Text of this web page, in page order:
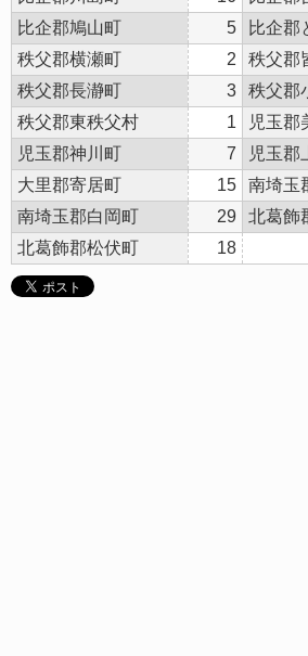
比企郡鳩山町
5 比企郡
秩父郡横瀬町
2 秩父郡
秩父郡長瀞町
3 秩父郡
秩父郡東秩父村
1 児玉郡
児玉郡神川町
7 児玉郡
大里郡寄居町
15 南埼玉
南埼玉郡白岡町
29 北葛飾
北葛飾郡松伏町
18